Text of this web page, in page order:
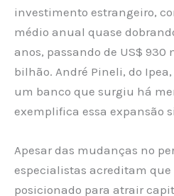
investimento estrangeiro,
médio anual quase
anos, passando de US$ 930
bilhão. André Pineli, do
um banco que surgiu há
exemplifica essa expansão
Apesar das mudanças no
especialistas acreditam
posicionado para atrair